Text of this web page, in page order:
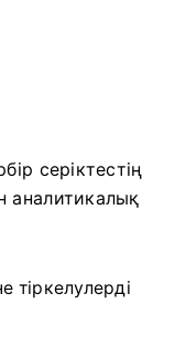
серіктестің
аналитикалық
тіркелулерді